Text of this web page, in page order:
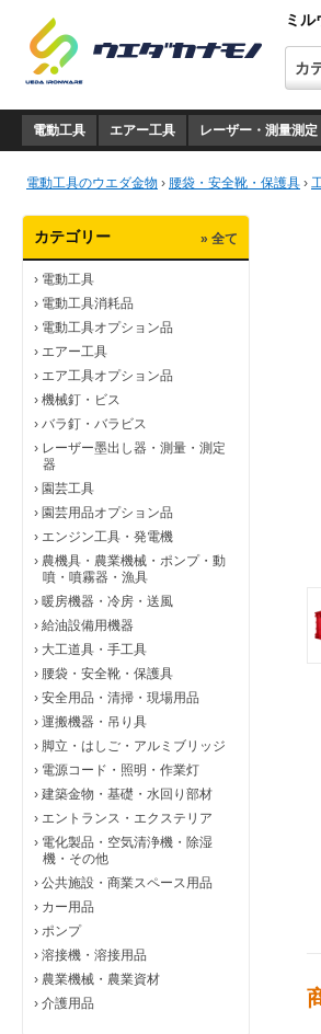
ミ
電動工具 エアー工具 レーザー・測量測定
電動工具のウエダ金物 › 腰袋・安全靴・保護具 ›
カテゴリー » 全て
› 電動工具
› 電動工具消耗品
› 電動工具オプション品
› エアー工具
› エア工具オプション品
› 機械釘・ビス
› バラ釘・バラビス
› レーザー墨出し器・測量・測定
器
› 園芸工具
› 園芸用品オプション品
› エンジン工具・発電機
› 農機具・農業機械・ポンプ・動
噴・噴霧器・漁具
› 暖房機器・冷房・送風
› 給油設備用機器
› 大工道具・手工具
› 腰袋・安全靴・保護具
› 安全用品・清掃・現場用品
› 運搬機器・吊り具
› 脚立・はしご・アルミブリッジ
› 電源コード・照明・作業灯
› 建築金物・基礎・水回り部材
› エントランス・エクステリア
› 電化製品・空気清浄機・除湿
機・その他
› 公共施設・商業スペース用品
› カー用品
› ポンプ
› 溶接機・溶接用品
› 農業機械・農業資材
› 介護用品